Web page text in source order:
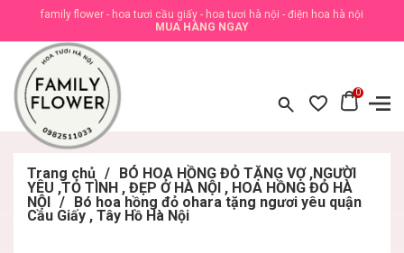
family flower - hoa tươi cầu giấy - hoa tươi hà nội - điện hoa hà nội
MUA HÀNG NGAY
0
Trang chủ / BÓ HOA HỒNG ĐỎ TẶNG VỢ ,NGƯỜI
YÊU ,TỎ TÌNH , ĐẸP Ở HÀ NỘI , HOA HỒNG ĐỎ HÀ
NỘI / Bó hoa hồng đỏ ohara tặng ngươi yêu quận
Cầu Giấy , Tây Hồ Hà Nội